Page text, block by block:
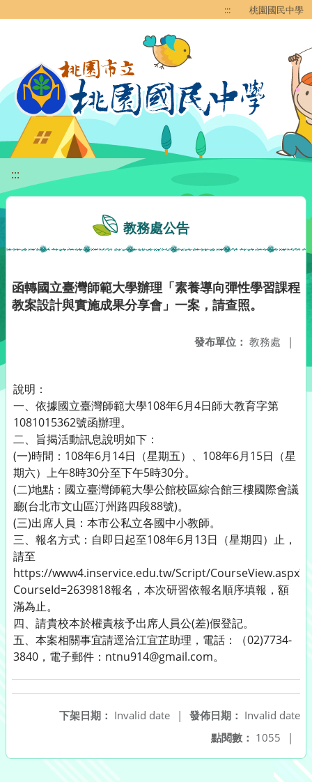
::: 桃園國民中學
:::
教務處公告
函轉國立臺灣師範大學辦理「素養導向彈性學習課程
教案設計與實施成果分享會」一案，請查照。
發布單位： 教務處 |
說明：
一、依據國立臺灣師範大學108年6月4日師大教育字第
1081015362號函辦理。
二、旨揭活動訊息說明如下：
(一)時間：108年6月14日（星期五）、108年6月15日（星
期六）上午8時30分至下午5時30分。
(二)地點：國立臺灣師範大學公館校區綜合館三樓國際會議
廳(台北市文山區汀州路四段88號)。
(三)出席人員：本市公私立各國中小教師。
三、報名方式：自即日起至108年6月13日（星期四）止，
請至
https://www4.inservice.edu.tw/Script/CourseView.aspx?
CourseId=2639818報名，本次研習依報名順序填報，額
滿為止。
四、請貴校本於權責核予出席人員公(差)假登記。
五、本案相關事宜請逕洽江宜芷助理，電話：（02)7734-
3840，電子郵件：ntnu914@gmail.com。
發佈日期： Invalid date
下架日期： Invalid date
|
點閱數： 1055 |